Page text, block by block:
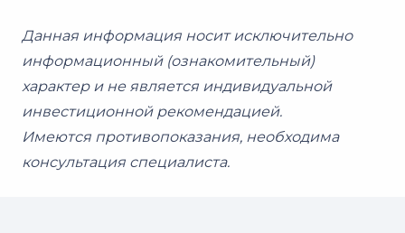
Данная информация носит исключительно
информационный (ознакомительный)
характер и не является индивидуальной
инвестиционной рекомендацией.
Имеются противопоказания, необходима
консультация специалиста.